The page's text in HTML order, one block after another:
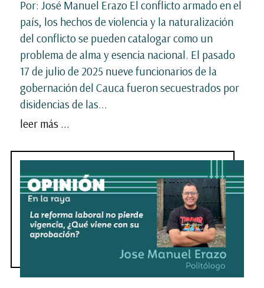
Por: José Manuel Erazo El conflicto armado en el
país, los hechos de violencia y la naturalización
del conflicto se pueden catalogar como un
problema de alma y esencia nacional. El pasado
17 de julio de 2025 nueve funcionarios de la
gobernación del Cauca fueron secuestrados por
disidencias de las...
leer más ...